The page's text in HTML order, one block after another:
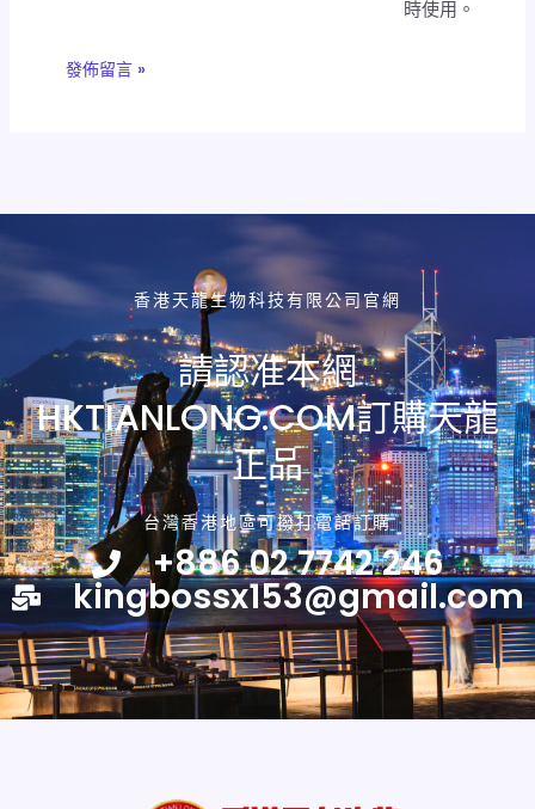
時使用。
香港天龍生物科技有限公司官網
請認准本網
HKTIANLONG.COM訂購天龍
正品
台灣香港地區可撥打電話訂購
+886 02 7742 246
kingbossx153@gmail.com